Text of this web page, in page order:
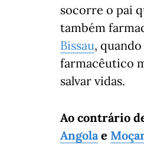
socorre o pai
também
Bissau,
farmacêutico
salvar vidas.
Ao contrário
Angolae